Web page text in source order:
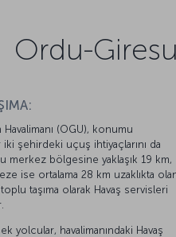
Ordu-
(OGU), konumu
şehirdeki uçuş ihtiyaçlarını da
merkez bölgesine yaklaşık 19 km,
ise ortalama 28 km uzaklıkta
toplu taşıma olarak Havaş servisleri
yolcular, havalimanındaki Havaş